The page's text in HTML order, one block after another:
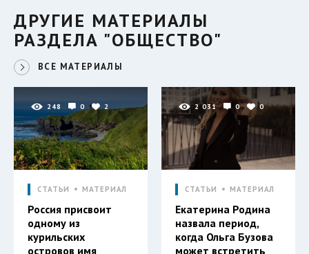
ДРУГИЕ МАТЕРИАЛЫ
РАЗДЕЛА "ОБЩЕСТВО"
ВСЕ МАТЕРИАЛЫ
248 0 2
СТАТЬИ МАТЕРИАЛ
Россия присвоит
одному из
курильских
островов имя
2 031 0 0
СТАТЬИ МАТЕРИАЛ
Екатерина Родина
назвала период,
когда Ольга Бузова
может встретить